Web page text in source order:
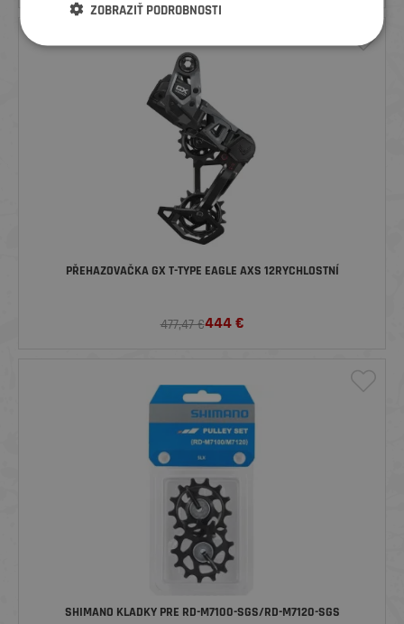
PŘEHAZOVAČKA GX T-TYPE EAGLE AXS 12RYCHLOSTNÍ
477,47 €444€
SHIMANO KLADKY PRE RD-M7100-SGS/RD-M7120-SGS
ZOBRAZIŤ PODROBNOSTI